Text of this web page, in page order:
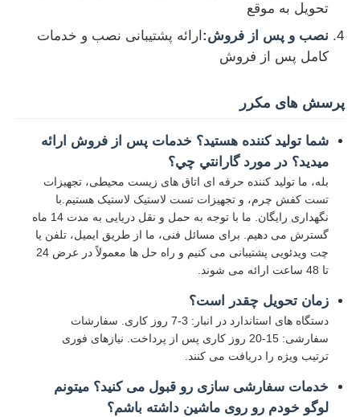
تحویل به موقع
نصب و پس از فروش: ارائه پشتیبانی نصب و خدمات
کامل پس از فروش
پرسش های مکرر
شما توليد کننده هستيد؟ خدمات پس از فروش ارائه
ميديد؟ در مورد گارانتي چي؟
بله، ما تولید کننده حرفه ای اتاق های زیست محیطی، تجهیزات
تست کفش چرم، و تجهیزات تست لاستیک لاستیک هستیم.با
نگهداری رایگان. ما با توجه به حمل و نقل دریایی به مدت 14 ماه
گسترش می دهیم. برای مسائل فنی، ما از طریق ایمیل، تلفن یا
چت ویدئویی پشتیبانی می کنیم و راه حل ها معمولاً در عرض 24
تا 48 ساعت ارائه می شوند.
زمان تحویل چقدر است؟
دستگاه های استاندارد در انبار: 3-7 روز کاری. سفارشات
سفارشی: 15-20 روز کاری پس از پرداخت. نیازهای فوری
ترتیب ویژه را دریافت می کنند.
خدمات سفارشی سازی رو قبول می کنید؟ میتونم
لوگو خودم رو روی ماشین داشته باشم؟